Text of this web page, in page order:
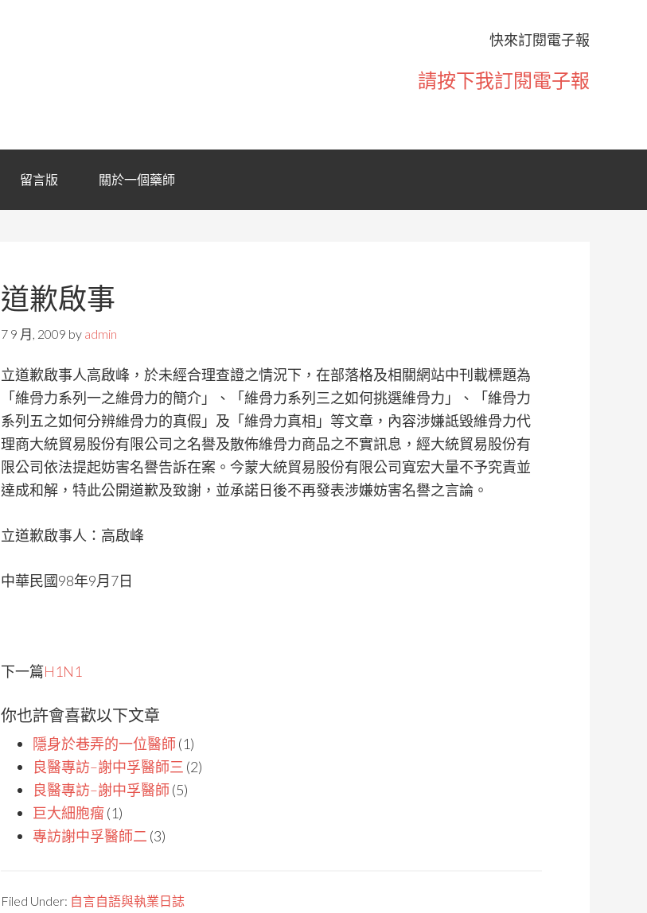
快來訂閱電子報
請按下我訂閱電子報
留言版 關於一個藥師
道歉啟事
7 9 月, 2009 by admin
立道歉啟事人高啟峰，於未經合理查證之情況下，在部落格及相關網站中刊載標題為
「維骨力系列一之維骨力的簡介」、「維骨力系列三之如何挑選維骨力」、「維骨力
系列五之如何分辨維骨力的真假」及「維骨力真相」等文章，內容涉嫌詆毀維骨力代
理商大統貿易股份有限公司之名譽及散佈維骨力商品之不實訊息，經大統貿易股份有
限公司依法提起妨害名譽告訴在案。今蒙大統貿易股份有限公司寬宏大量不予究責並
達成和解，特此公開道歉及致謝，並承諾日後不再發表涉嫌妨害名譽之言論。
立道歉啟事人：高啟峰
中華民國98年9月7日
下一篇H1N1
你也許會喜歡以下文章
隱身於巷弄的一位醫師(1)
良醫專訪–謝中孚醫師三 (2)
良醫專訪–謝中孚醫師(5)
巨大細胞瘤(1)
專訪謝中孚醫師二 (3)
Filed Under: 自言自語與執業日誌